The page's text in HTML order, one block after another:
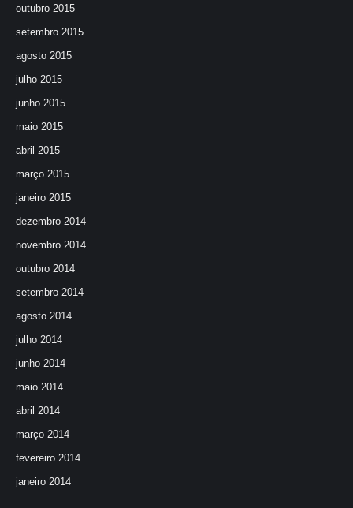
outubro 2015
setembro 2015
agosto 2015
julho 2015
junho 2015
maio 2015
abril 2015
março 2015
janeiro 2015
dezembro 2014
novembro 2014
outubro 2014
setembro 2014
agosto 2014
julho 2014
junho 2014
maio 2014
abril 2014
março 2014
fevereiro 2014
janeiro 2014